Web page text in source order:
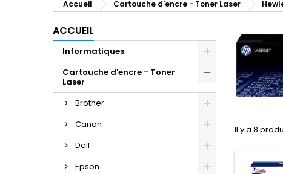
Accueil Cartouche d'encre - Toner Laser
ACCUEIL
Informatiques
Cartouche d'encre - Toner
Laser
Brother
Canon
Dell
Epson
Il y a 8